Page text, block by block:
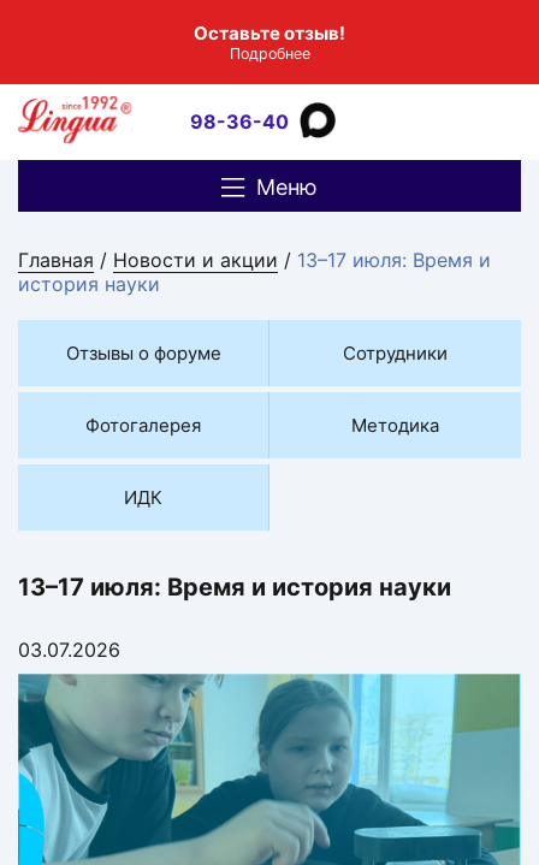
Оставьте отзыв!
Подробнее
98-36-40
Меню
Главная / Новости и акции / 13–17 июля: Время и
история науки
Отзывы о форуме Сотрудники
Фотогалерея Методика
ИДК
13–17 июля: Время и история науки
03.07.2026